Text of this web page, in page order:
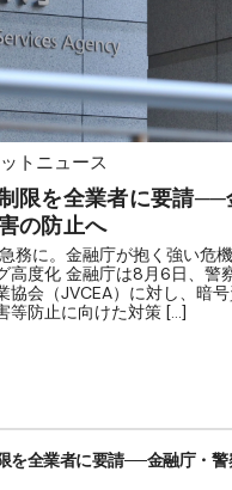
トニュース
限を全業者に要請──
の防止へ
務に。金融庁が抱く強い危
高度化 金融庁は8月6日、警
協会（JVCEA）に対し、暗
等防止に向けた対策 […]
を全業者に要請──金融庁・